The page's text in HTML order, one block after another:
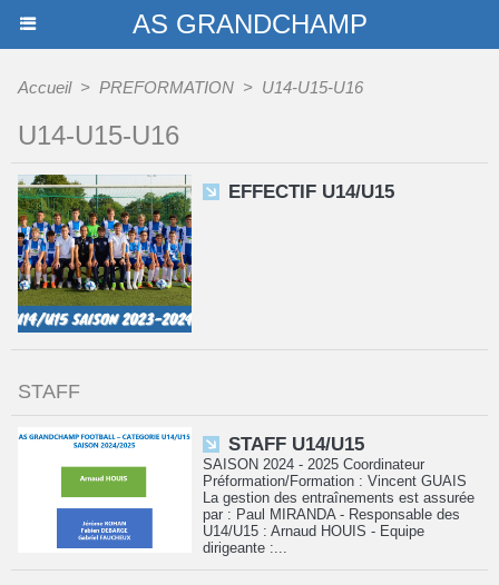
AS GRANDCHAMP
Accueil > PREFORMATION > U14-U15-U16
U14-U15-U16
EFFECTIF U14/U15
STAFF
STAFF U14/U15
SAISON 2024 - 2025 Coordinateur
Préformation/Formation : Vincent GUAIS
La gestion des entraînements est assurée
par : Paul MIRANDA - Responsable des
U14/U15 : Arnaud HOUIS - Equipe
dirigeante :...